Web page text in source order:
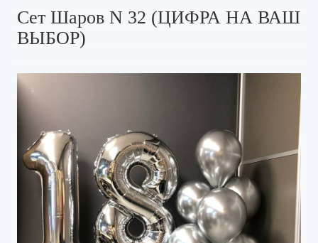
Сет Шаров N 32 (ЦИФРА НА ВАШ
ВЫБОР)